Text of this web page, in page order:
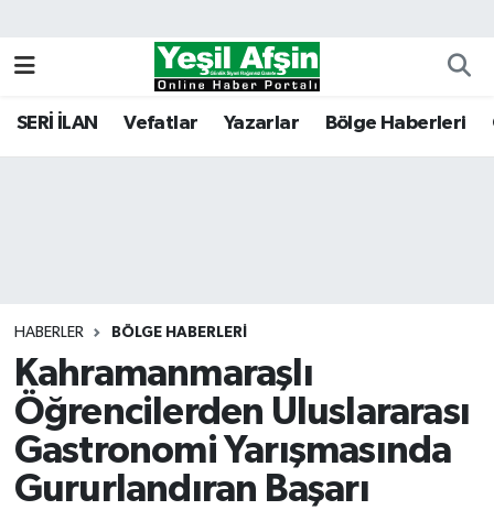
SERİ İLAN Vefatlar Yazarlar Bölge Haberleri
HABERLER BÖLGE HABERLERI
Kahramanmaraşlı
Öğrencilerden Uluslararası
Gastronomi Yarışmasında
Gururlandıran Başarı
Kahramanmaraş Nöbetçi Eczaneler
Tüm Manşetler
Son Dakika Haberleri
Haber Arşivi